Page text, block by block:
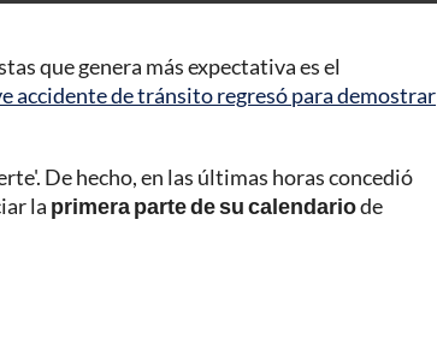
que genera más expectativa es el
accidente de tránsito regresó para demostrar
De hecho, en las últimas horas concedió
la primera parte de su calendariode